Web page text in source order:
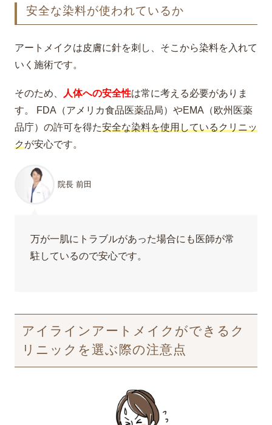
安全な染料が使われているか
アートメイクは皮膚に針を刺し、そこから染料を入れて
いく施術です。
そのため、 人体への安全性は常に考える必要がありま
す。 FDA（アメリカ食品医薬品局）やEMA（欧州医薬
品庁）の許可を得た安全な染料を使用しているクリニッ
ク が安心です。
院長 前田
万が一肌にトラブルがあった場合にも医師が常
駐しているので安心です。
アイラインアートメイクができるク
リニックを選ぶ際の注意点